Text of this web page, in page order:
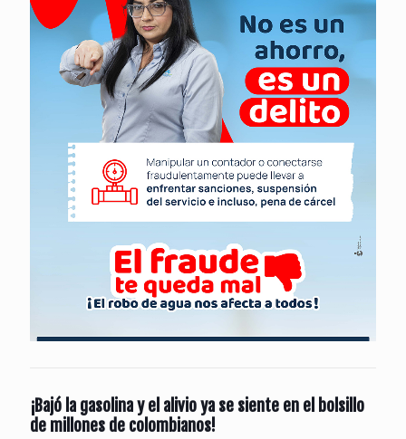
¡Bajó la gasolina y el alivio ya se siente en el bolsillo
de millones de colombianos!